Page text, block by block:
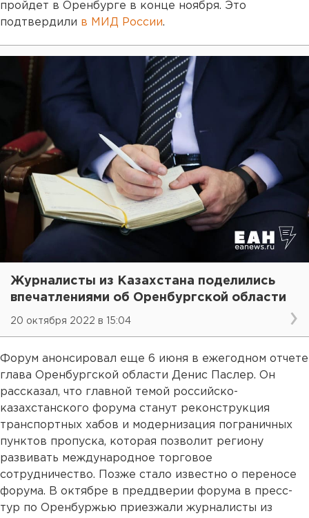
пройдет в Оренбурге в конце ноября. Это
подтвердили в МИД России.
Журналисты из Казахстана поделились
впечатлениями об Оренбургской области
20 октября 2022 в 15:04
Форум анонсировал еще 6 июня в ежегодном отчете
глава Оренбургской области Денис Паслер. Он
рассказал, что главной темой российско-
казахстанского форума станут реконструкция
транспортных хабов и модернизация пограничных
пунктов пропуска, которая позволит региону
развивать международное торговое
сотрудничество. Позже стало известно о переносе
форума. В октябре в преддверии форума в пресс-
тур по Оренбуржью приезжали журналисты из